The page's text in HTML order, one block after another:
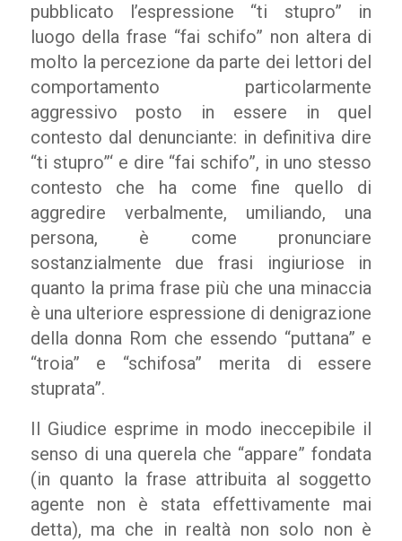
pubblicato l’espressione “ti stupro” in
luogo della frase “fai schifo” non altera di
molto la percezione da parte dei lettori del
comportamento particolarmente
aggressivo posto in essere in quel
contesto dal denunciante: in definitiva dire
“ti stupro”‘ e dire “fai schifo”, in uno stesso
contesto che ha come fine quello di
aggredire verbalmente, umiliando, una
persona, è come pronunciare
sostanzialmente due frasi ingiuriose in
quanto la prima frase più che una minaccia
è una ulteriore espressione di denigrazione
della donna Rom che essendo “puttana” e
“troia” e
“schifosa” merita di essere
stuprata”.
Il Giudice esprime in modo ineccepibile il
senso di una querela che “appare” fondata
(in quanto la frase attribuita al soggetto
agente non è stata effettivamente mai
detta), ma che in realtà non solo non è